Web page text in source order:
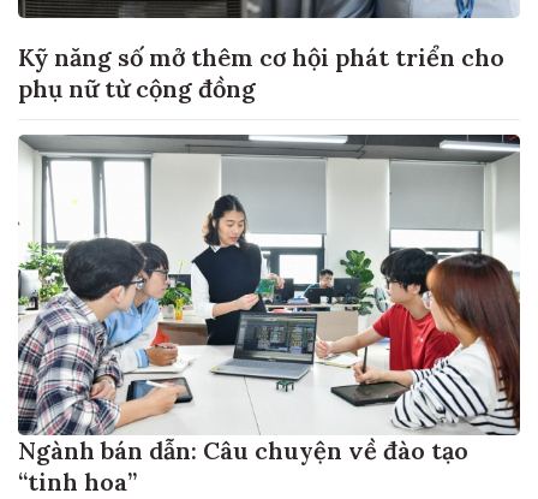
Kỹ năng số mở thêm cơ hội phát triển cho
phụ nữ từ cộng đồng
Ngành bán dẫn: Câu chuyện về đào tạo
“tinh hoa”